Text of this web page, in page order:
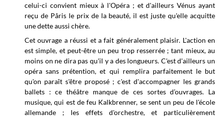
celui-ci convient mieux à l'Opéra ; et d'ailleurs Vénus ayant
reçu de Pâris le prix de la beauté, il est juste qu'elle acquitte
une dette aussi chère.
Cet ouvrage a réussi et a fait généralement plaisir. L'action en
est simple, et peut-être un peu trop resserrée ; tant mieux, au
moins on ne dira pas qu'il y a des longueurs. C'est d'ailleurs un
opéra sans prétention, et qui remplira parfaitement le but
qu'on paraît s'être proposé ; c'est d'accompagner les grands
ballets : ce théâtre manque de ces sortes d’ouvrages. La
musique, qui est de feu Kalkbrenner, se sent un peu de l'école
allemande ; les effets d'orchestre, et particulièrement